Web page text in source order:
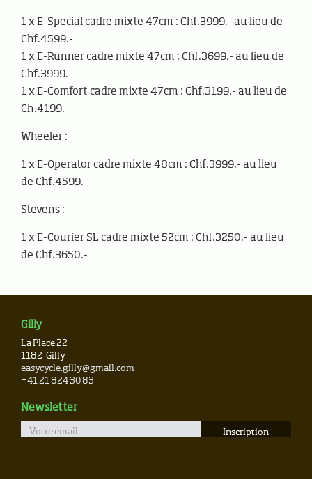
1 x E-Special cadre mixte 47cm : Chf.3999.- au lieu de
Chf.4599.-
1 x E-Runner cadre mixte 47cm : Chf.3699.- au lieu de
Chf.3999.-
1 x E-Comfort cadre mixte 47cm : Chf.3199.- au lieu de
Ch.4199.-
Wheeler :
1 x E-Operator cadre mixte 48cm : Chf.3999.- au lieu
de Chf.4599.-
Stevens :
1 x E-Courier SL cadre mixte 52cm : Chf.3250.- au lieu
de Chf.3650.-
Gilly
La Place 22
1182 Gilly
easycycle.gilly@gmail.com
+41 21 824 30 83
Newsletter